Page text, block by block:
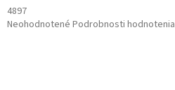
4897
Priemerné
Neohodnotené Podrobnosti hodnotenia